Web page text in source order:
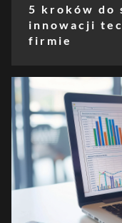
5 kroków do skutecznego wdrażania
innowacji
firmie